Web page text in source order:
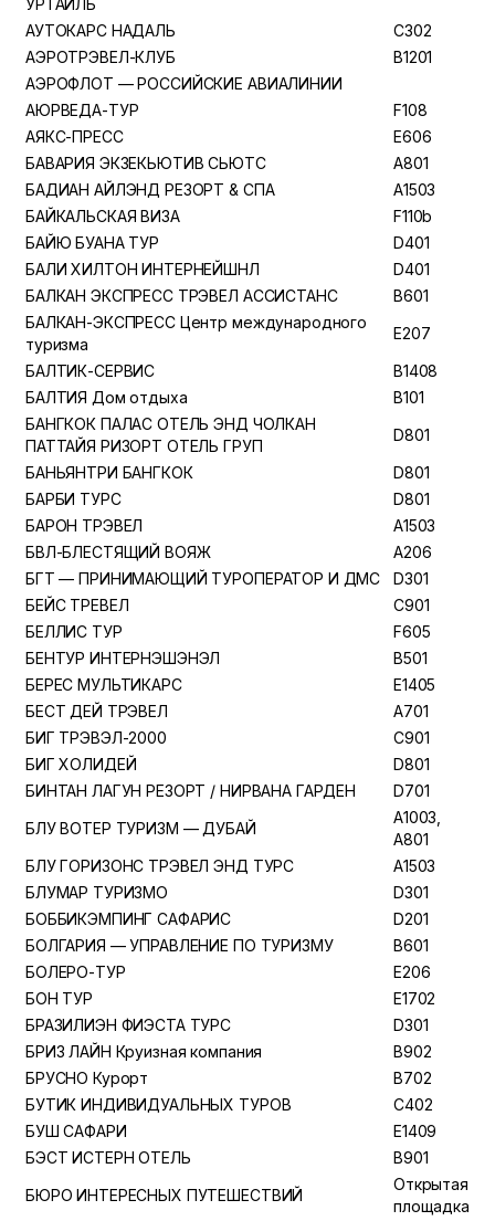
УРТАЙЛЬ
АУТОКАРС НАДАЛЬ
C302
АЭРОТРЭВЕЛ-КЛУБ
B1201
АЭРОФЛОТ — РОССИЙСКИЕ АВИАЛИНИИ
АЮРВЕДА-ТУР
F108
АЯКС-ПРЕСС
E606
БАВАРИЯ ЭКЗЕКЬЮТИВ СЬЮТС
A801
БАДИАН АЙЛЭНД РЕЗОРТ & СПА
A1503
БАЙКАЛЬСКАЯ ВИЗА
F110b
БАЙЮ БУАНА ТУР
D401
БАЛИ ХИЛТОН ИНТЕРНЕЙШНЛ
D401
БАЛКАН ЭКСПРЕСС ТРЭВЕЛ АССИСТАНС
B601
БАЛКАН-ЭКСПРЕСС Центр международного
туризма
E207
БАЛТИК-СЕРВИС
B1408
БАЛТИЯ Дом отдыха
B101
БАНГКОК ПАЛАС ОТЕЛЬ ЭНД ЧОЛКАН
ПАТТАЙЯ РИЗОРТ ОТЕЛЬ ГРУП
D801
БАНЬЯНТРИ БАНГКОК
D801
БАРБИ ТУРС
D801
БАРОН ТРЭВЕЛ
A1503
БВЛ-БЛЕСТЯЩИЙ ВОЯЖ
A206
БГТ — ПРИНИМАЮЩИЙ ТУРОПЕРАТОР И ДМС
D301
БЕЙС ТРЕВЕЛ
C901
БЕЛЛИС ТУР
F605
БЕНТУР ИНТЕРНЭШЭНЭЛ
B501
БЕРЕС МУЛЬТИКАРС
E1405
БЕСТ ДЕЙ ТРЭВЕЛ
A701
БИГ ТРЭВЭЛ-2000
C901
БИГ ХОЛИДЕЙ
D801
БИНТАН ЛАГУН РЕЗОРТ / НИРВАНА ГАРДЕН
D701
БЛУ ВОТЕР ТУРИЗМ — ДУБАЙ
A1003,
A801
БЛУ ГОРИЗОНС ТРЭВЕЛ ЭНД ТУРС
A1503
БЛУМАР ТУРИЗМО
D301
БОББИКЭМПИНГ САФАРИС
D201
БОЛГАРИЯ — УПРАВЛЕНИЕ ПО ТУРИЗМУ
B601
БОЛЕРО-ТУР
E206
БОН ТУР
E1702
БРАЗИЛИЭН ФИЭСТА ТУРС
D301
БРИЗ ЛАЙН Круизная компания
B902
БРУСНО Курорт
B702
БУТИК ИНДИВИДУАЛЬНЫХ ТУРОВ
C402
БУШ САФАРИ
E1409
БЭСТ ИСТЕРН ОТЕЛЬ
B901
БЮРО ИНТЕРЕСНЫХ ПУТЕШЕСТВИЙ
Открытая
площадка